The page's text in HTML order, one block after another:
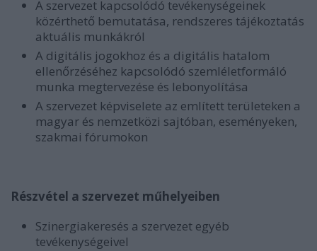
A szervezet kapcsolódó tevékenységeinek
közérthető bemutatása, rendszeres tájékoztatás
aktuális munkákról
A digitális jogokhoz és a digitális hatalom
ellenőrzéséhez kapcsolódó szemléletformáló
munka megtervezése és lebonyolítása
A szervezet képviselete az említett területeken a
magyar és nemzetközi sajtóban, eseményeken,
szakmai fórumokon
Részvétel a szervezet műhelyeiben
Szinergiakeresés a szervezet egyéb
tevékenységeivel